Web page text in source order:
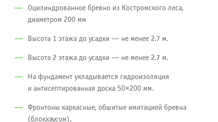
Оцилиндрованное бревно из Костромского леса,
диаметром 200 мм
Высота 1 этажа до усадки — не менее 2.7 м.
Высота 2 этажа до усадки — не менее 2.7 м.
На фундамент укладывается гидроизоляция
и антисептированная доска 50×200 мм.
Фронтоны каркасные, обшитые имитацией бревна
(блокхаусом).